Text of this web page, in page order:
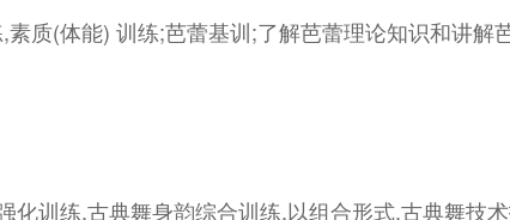
质(体能) 训练;芭蕾基训;了解芭蕾理论知识和讲解
训练,古典舞身韵综合训练,以组合形式,古典舞技术